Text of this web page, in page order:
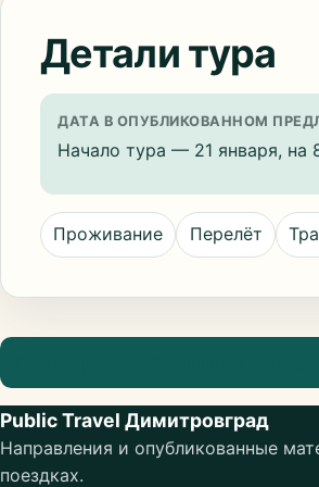
Детали тура
ДАТА В ОПУБЛИКОВАННОМ
Начало тура — 21 января, на
Проживание Перелёт
Public Travel Димитровград
Направления и опубликованные
поездках.